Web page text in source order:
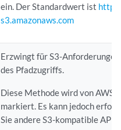
ein. Der Standardwert ist
s3.amazonaws.com
Erzwingt für S3-
des Pfadzugriffs.
Diese Methode wird von AWS
markiert. Es kann jedoch
Sie andere S3-kompatible APIs